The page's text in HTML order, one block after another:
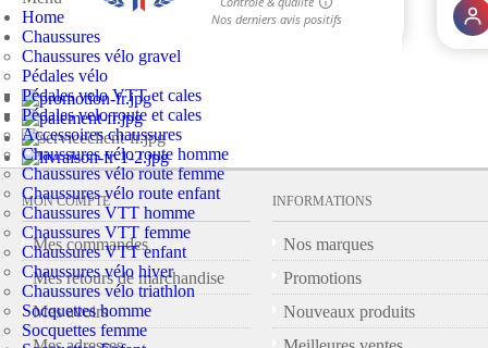
Home
Chaussures
Chaussures vélo gravel
Pédales vélo
Pédales velo VTT et cales
Pédales velo route et cales
Accessoires chaussures
Chaussures vélo route homme
Chaussures vélo route femme
Chaussures vélo route enfant
Chaussures VTT homme
Chaussures VTT femme
Chaussures VTT enfant
Chaussures vélo hiver
Chaussures vélo triathlon
Socquettes homme
Socquettes femme
MON COMPTE
Mes commandes
Mes retours de marchandise
Mes avoirs
INFORMATIONS
Nos marques
Promotions
Nouveaux produits